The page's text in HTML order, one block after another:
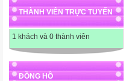
THÀNH VIÊN TRỰC TUYẾN
1 khách và 0 thành viên
ĐỒNG HỒ